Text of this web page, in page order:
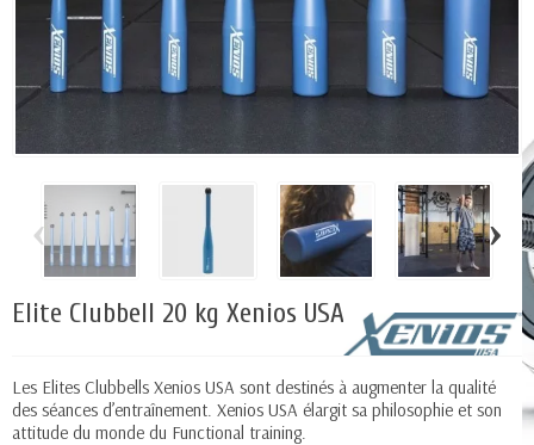
‹ ›
Elite Clubbell 20 kg Xenios USA
Les Elites Clubbells Xenios USA sont destinés à augmenter la qualité
des séances d’entraînement. Xenios USA élargit sa philosophie et son
attitude du monde du Functional training.